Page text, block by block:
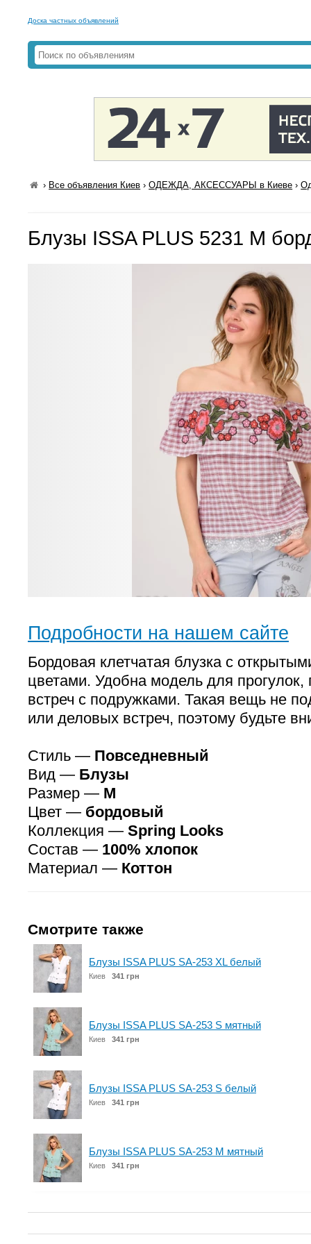
Доска частных объявлений
› Все объявления Киев ›ОДЕЖДА, АКСЕССУАРЫ в Киеве ›
Блузы ISSA PLUS 5231 M
Подробности на нашем сайте
Бордовая клетчатая блузка с
цветами. Удобна модель для
встреч с подружками. Такая вещь не
или деловых встреч, поэтому будьте
Стиль — Повседневный
Вид — Блузы
Размер — M
Цвет — бордовый
Коллекция — Spring Looks
Состав — 100% хлопок
Материал — Коттон
Смотрите также
Блузы ISSA PLUS SA-253 XL белый
Киев 341 грн
Блузы ISSA PLUS SA-253 S мятный
Киев 341 грн
Блузы ISSA PLUS SA-253 S белый
Киев 341 грн
Блузы ISSA PLUS SA-253 M мятный
Киев 341 грн